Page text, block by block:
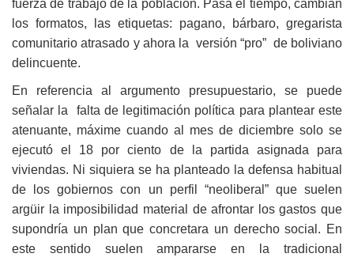
fuerza de trabajo de la población. Pasa el tiempo, cambian
los formatos, las etiquetas: pagano, bárbaro, gregarista
comunitario atrasado y ahora la versión “pro” de boliviano
delincuente.
En referencia al argumento presupuestario, se puede
señalar la falta de legitimación política para plantear este
atenuante, máxime cuando al mes de diciembre solo se
ejecutó el 18 por ciento de la partida asignada para
viviendas. Ni siquiera se ha planteado la defensa habitual
de los gobiernos con un perfil “neoliberal” que suelen
argüir la imposibilidad material de afrontar los gastos que
supondría un plan que concretara un derecho social. En
este sentido suelen ampararse en la tradicional